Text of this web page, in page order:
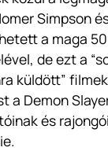
Simpson
a maga
de ezt a
küldött”
a Demon
és